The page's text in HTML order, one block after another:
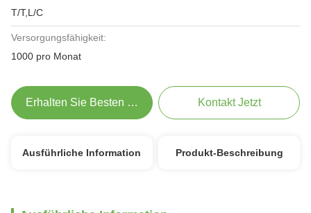
T/T,L/C
Versorgungsfähigkeit:
1000 pro Monat
Erhalten Sie Besten Preis Kontakt Jetzt
Ausführliche Information Produkt-Beschreibung